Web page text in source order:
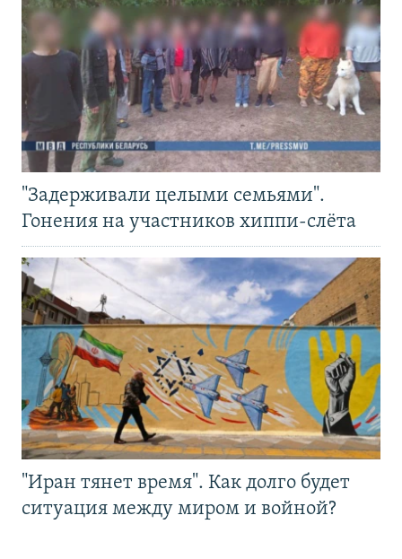
"Задерживали целыми семьями".
Гонения на участников хиппи-слёта
"Иран тянет время". Как долго будет
ситуация между миром и войной?